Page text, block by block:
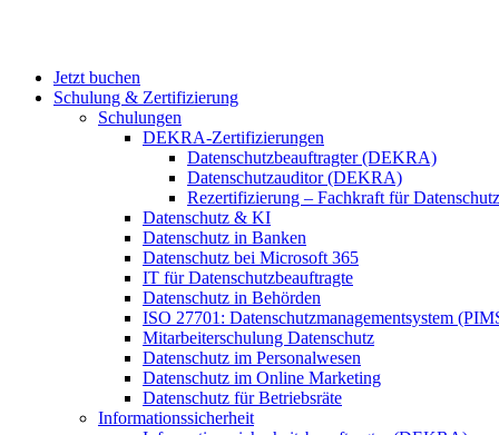
Jetzt buchen
Schulung & Zertifizierung
Schulungen
DEKRA-Zertifizierungen
Datenschutzbeauftragter (DEKRA)
Datenschutzauditor (DEKRA)
Rezertifizierung – Fachkraft für
Datenschutz & KI
Datenschutz in Banken
Datenschutz bei Microsoft 365
IT für Datenschutzbeauftragte
Datenschutz in Behörden
ISO 27701: Datenschutzmanagementsystem
Mitarbeiterschulung Datenschutz
Datenschutz im Personalwesen
Datenschutz im Online Marketing
Datenschutz für Betriebsräte
Informationssicherheit